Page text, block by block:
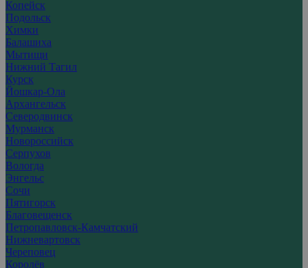
Копейск
Подольск
Химки
Балашиха
Мытищи
Нижний Тагил
Курск
Йошкар-Ола
Архангельск
Северодвинск
Мурманск
Новороссийск
Серпухов
Вологда
Энгельс
Сочи
Пятигорск
Благовещенск
Петропавловск-Камчатский
Нижневартовск
Череповец
Королёв